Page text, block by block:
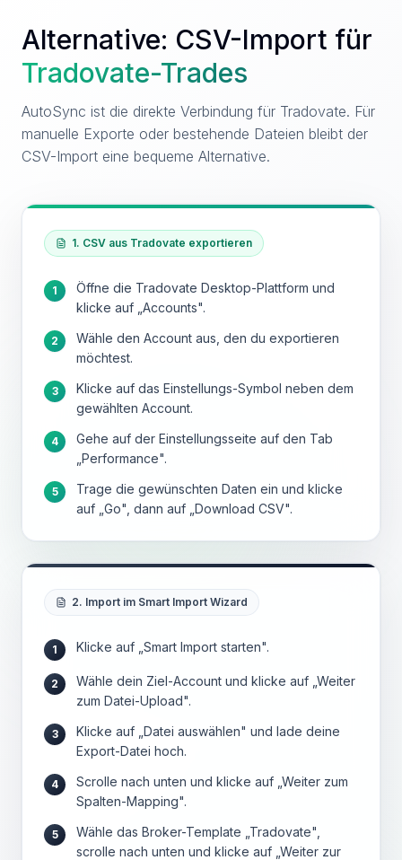
Alternative: CSV-Import für
Tradovate-Trades
AutoSync ist die direkte Verbindung für Tradovate. Für
manuelle Exporte oder bestehende Dateien bleibt der
CSV-Import eine bequeme Alternative.
1. CSV aus Tradovate exportieren
1
Öffne die Tradovate Desktop-Plattform und
klicke auf „Accounts".
2
Wähle den Account aus, den du exportieren
möchtest.
3
Klicke auf das Einstellungs-Symbol neben dem
gewählten Account.
4
Gehe auf der Einstellungsseite auf den Tab
„Performance".
5
Trage die gewünschten Daten ein und klicke
auf „Go", dann auf „Download CSV".
2. Import im Smart Import Wizard
1 Klicke auf „Smart Import starten".
2
Wähle dein Ziel-Account und klicke auf „Weiter
zum Datei-Upload".
3
Klicke auf „Datei auswählen" und lade deine
Export-Datei hoch.
4
Scrolle nach unten und klicke auf „Weiter zum
Spalten-Mapping".
5
Wähle das Broker-Template „Tradovate",
scrolle nach unten und klicke auf „Weiter zur